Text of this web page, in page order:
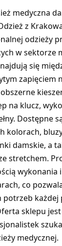
medyczna
z
odzieży
wsektorze
się
zapięciem
na klucz,
Dostępne
kolorach,
damskie, a
stretchem.
wykonania
co
potrzeb każdej
sklepu
medycznej.